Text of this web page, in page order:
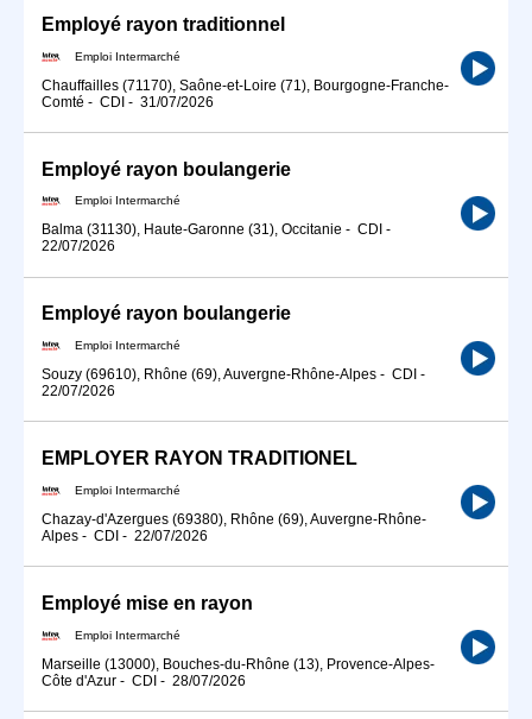
Employé rayon traditionnel
Emploi Intermarché
Chauffailles (71170), Saône-et-Loire (71), Bourgogne-Franche-
Comté - CDI - 31/07/2026
Employé rayon boulangerie
Emploi Intermarché
Balma (31130), Haute-Garonne (31), Occitanie - CDI -
22/07/2026
Employé rayon boulangerie
Emploi Intermarché
Souzy (69610), Rhône (69), Auvergne-Rhône-Alpes - CDI -
22/07/2026
EMPLOYER RAYON TRADITIONEL
Emploi Intermarché
Chazay-d'Azergues (69380), Rhône (69), Auvergne-Rhône-
Alpes - CDI - 22/07/2026
Employé mise en rayon
Emploi Intermarché
Marseille (13000), Bouches-du-Rhône (13), Provence-Alpes-
Côte d'Azur - CDI - 28/07/2026